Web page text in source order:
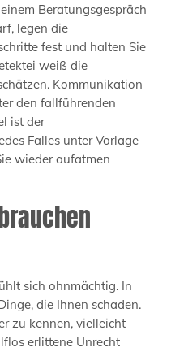
Beratungsgespräch
legen die
fest und halten Sie
weiß die
Kommunikation
den fallführenden
ist der
Falles unter Vorlage
wieder aufatmen
sich ohnmächtig. In
die Ihnen schaden.
zu kennen, vielleicht
erlittene Unrecht